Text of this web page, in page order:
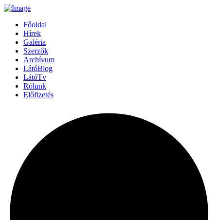
Főoldal
Hírek
Galéria
Szerzők
Archívum
LátóBlog
LátóTv
Rólunk
Előfizetés